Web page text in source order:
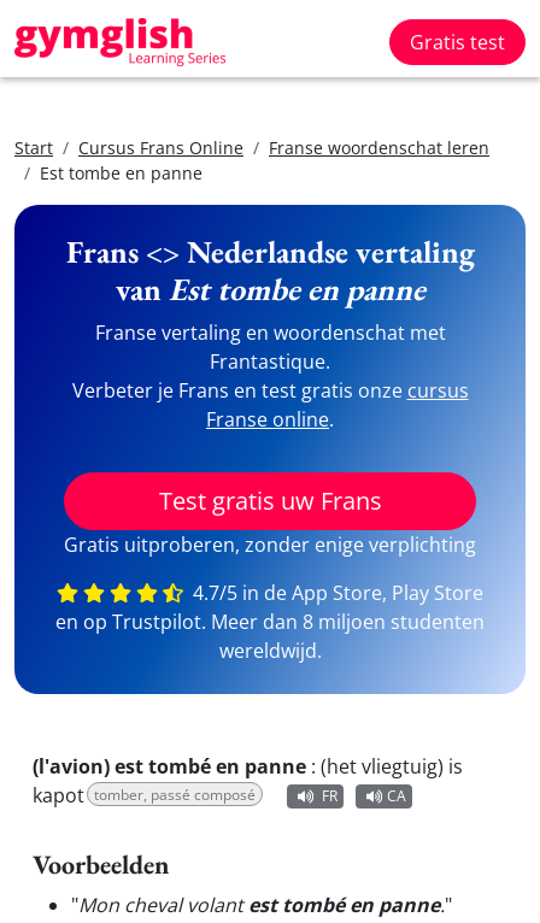
Gratis test
Start Cursus Frans Online
Franse woordenschat leren
Est tombe en panne
Frans <> Nederlandse vertaling
vanEst tombe en panne
Franse vertaling en woordenschat met
Frantastique.
Verbeter je Frans en test gratis onze cursus
Franse online.
Test gratis uw Frans
Gratis uitproberen, zonder enige verplichting
4.7/5 in de App Store, Play Store
en op Trustpilot. Meer dan 8 miljoen studenten
wereldwijd.
(l'avion) est tombé en panne : (het vliegtuig) is
kapot tomber, passé composé FR CA
Voorbeelden
"Mon cheval volantest tombé en panne."